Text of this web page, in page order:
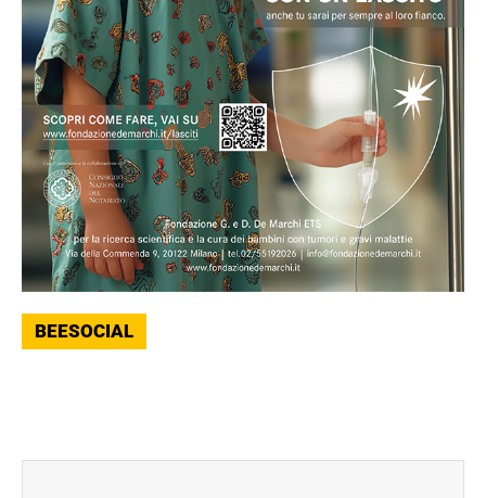
BEESOCIAL